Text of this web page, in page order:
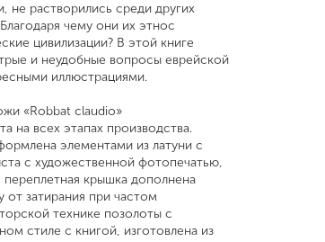
растворились среди других
чему они их этнос
цивилизации? В этой книге
и неудобные вопросы еврейской
иллюстрациями.
«Robbat claudiо»
на всех этапах производства.
элементами из латуни с
с художественной фотопечатью,
крышка дополнена
затирания при частом
технике позолоты с
стиле с книгой, изготовлена из